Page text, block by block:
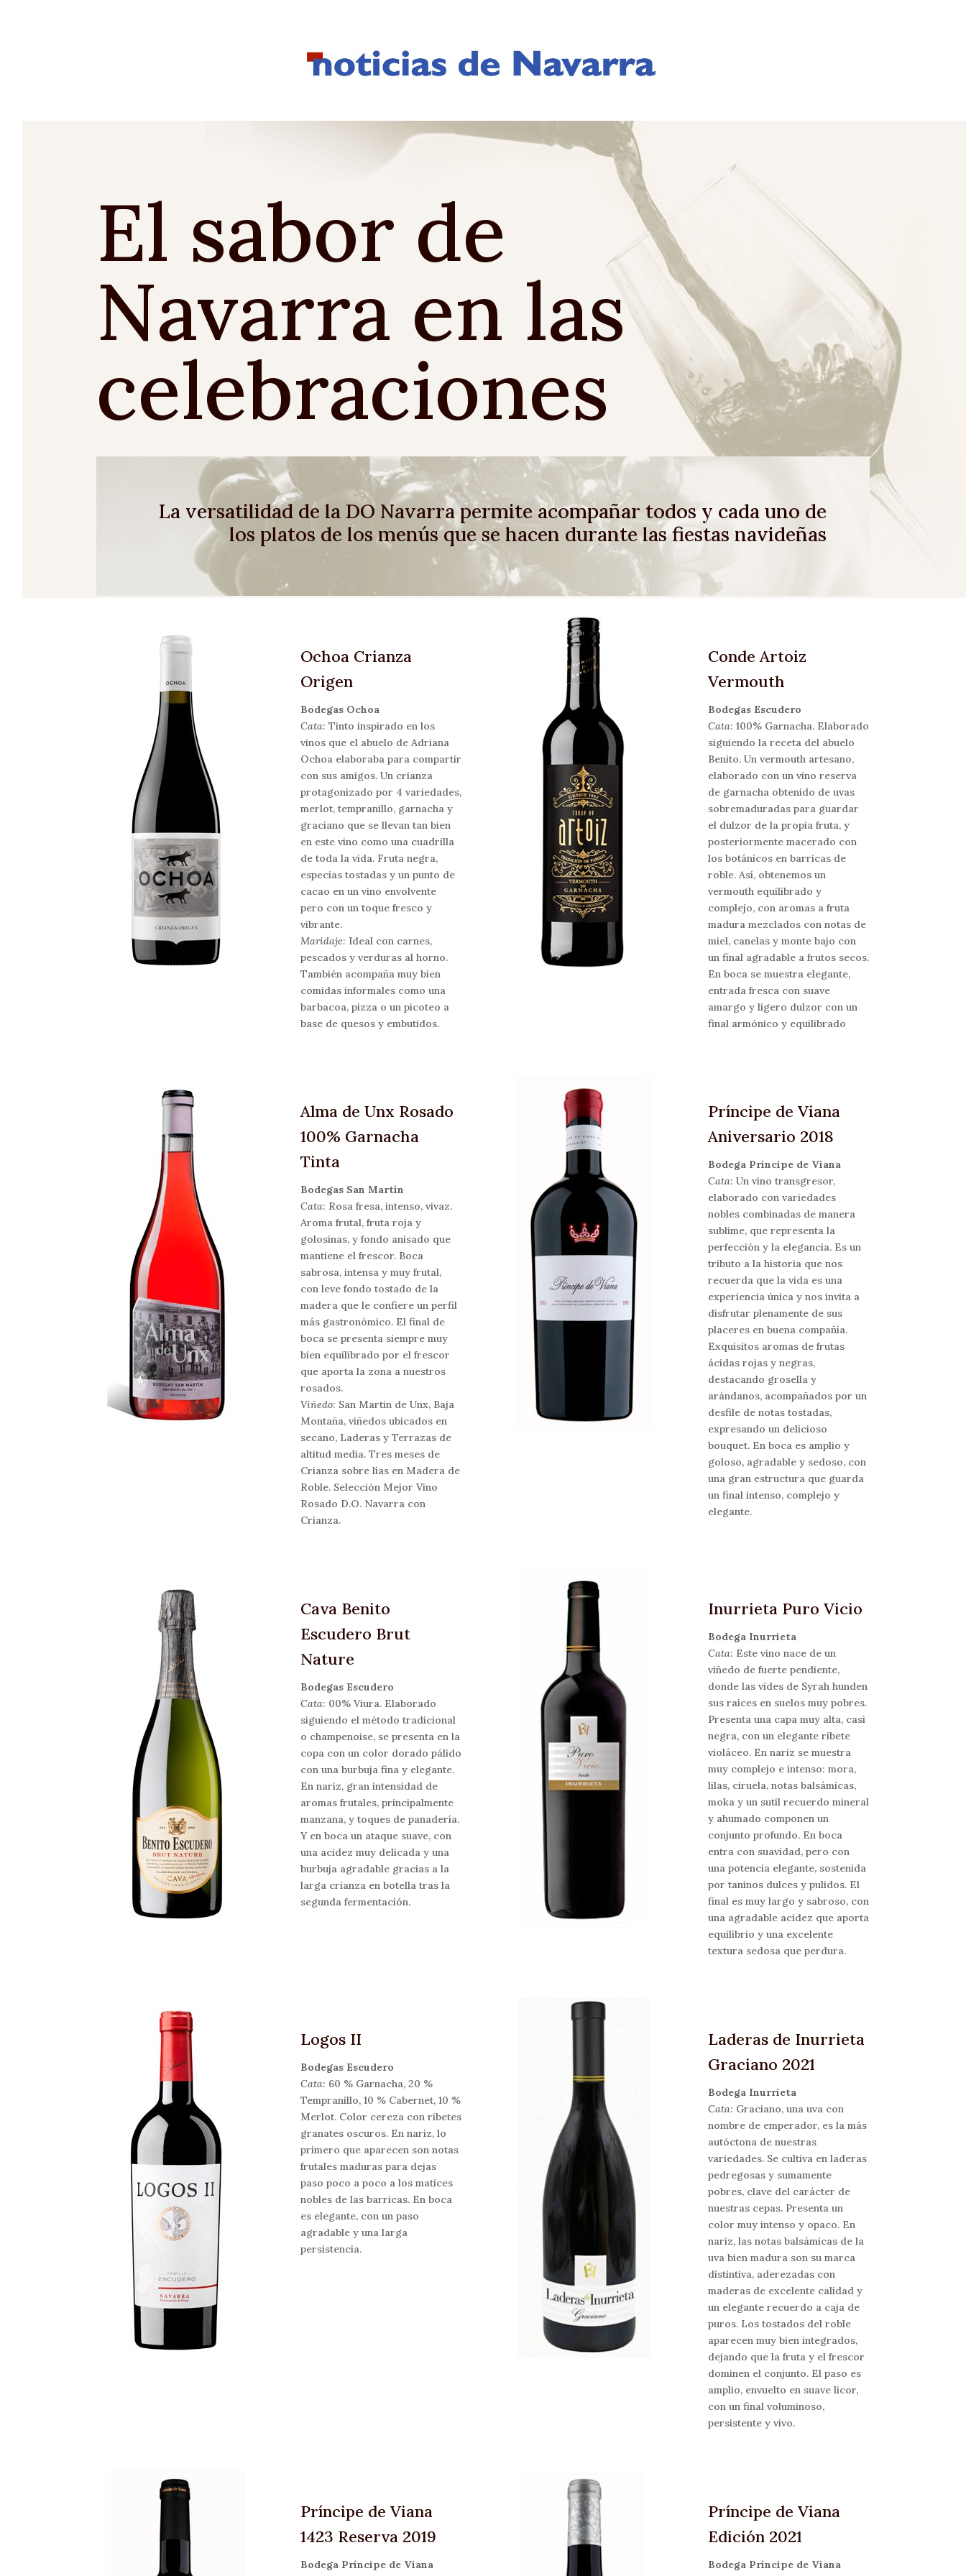
El sabor de
Navarra en las
celebraciones
La versatilidad de la DO Navarra permite acompañar todos y cada uno de
los platos de los menús que se hacen durante las fiestas navideñas
Ochoa Crianza
Origen
Bodegas Ochoa
Cata: Tinto inspirado en los
vinos que el abuelo de Adriana
Ochoa elaboraba para compartir
con sus amigos. Un crianza
protagonizado por 4 variedades,
merlot, tempranillo, garnacha y
graciano que se llevan tan bien
en este vino como una cuadrilla
de toda la vida. Fruta negra,
especias tostadas y un punto de
cacao en un vino envolvente
pero con un toque fresco y
vibrante.
Maridaje: Ideal con carnes,
pescados y verduras al horno.
También acompaña muy bien
comidas informales como una
barbacoa, pizza o un picoteo a
base de quesos y embutidos.
Conde Artoiz
Vermouth
Bodegas Escudero
Cata: 100% Garnacha. Elaborado
siguiendo la receta del abuelo
Benito. Un vermouth artesano,
elaborado con un vino reserva
de garnacha obtenido de uvas
sobremaduradas para guardar
el dulzor de la propia fruta, y
posteriormente macerado con
los botánicos en barricas de
roble. Así, obtenemos un
vermouth equilibrado y
complejo, con aromas a fruta
madura mezclados con notas de
miel, canelas y monte bajo con
un final agradable a frutos secos.
En boca se muestra elegante,
entrada fresca con suave
amargo y ligero dulzor con un
final armónico y equilibrado
Alma de Unx Rosado
100% Garnacha
Tinta
Bodegas San Martín
Cata: Rosa fresa, intenso, vivaz.
Aroma frutal, fruta roja y
golosinas, y fondo anisado que
mantiene el frescor. Boca
sabrosa, intensa y muy frutal,
con leve fondo tostado de la
madera que le confiere un perfil
más gastronómico. El final de
boca se presenta siempre muy
bien equilibrado por el frescor
que aporta la zona a nuestros
rosados.
Viñedo: San Martin de Unx, Baja
Montaña, viñedos ubicados en
secano, Laderas y Terrazas de
altitud media. Tres meses de
Crianza sobre lías en Madera de
Roble. Selección Mejor Vino
Rosado D.O. Navarra con
Crianza.
Príncipe de Viana
Aniversario 2018
Bodega Príncipe de Viana
Cata: Un vino transgresor,
elaborado con variedades
nobles combinadas de manera
sublime, que representa la
perfección y la elegancia. Es un
tributo a la historia que nos
recuerda que la vida es una
experiencia única y nos invita a
disfrutar plenamente de sus
placeres en buena compañía.
Exquisitos aromas de frutas
ácidas rojas y negras,
destacando grosella y
arándanos, acompañados por un
desfile de notas tostadas,
expresando un delicioso
bouquet. En boca es amplio y
goloso, agradable y sedoso, con
una gran estructura que guarda
un final intenso, complejo y
elegante.
Cava Benito
Escudero Brut
Nature
Bodegas Escudero
Cata: 00% Viura. Elaborado
siguiendo el método tradicional
o champenoise, se presenta en la
copa con un color dorado pálido
con una burbuja fina y elegante.
En nariz, gran intensidad de
aromas frutales, principalmente
manzana, y toques de panadería.
Y en boca un ataque suave, con
una acidez muy delicada y una
burbuja agradable gracias a la
larga crianza en botella tras la
segunda fermentación.
Inurrieta Puro Vicio
Bodega Inurrieta
Cata: Este vino nace de un
viñedo de fuerte pendiente,
donde las vides de Syrah hunden
sus raíces en suelos muy pobres.
Presenta una capa muy alta, casi
negra, con un elegante ribete
violáceo. En nariz se muestra
muy complejo e intenso: mora,
lilas, ciruela, notas balsámicas,
moka y un sutil recuerdo mineral
y ahumado componen un
conjunto profundo. En boca
entra con suavidad, pero con
una potencia elegante, sostenida
por taninos dulces y pulidos. El
final es muy largo y sabroso, con
una agradable acidez que aporta
equilibrio y una excelente
textura sedosa que perdura.
Logos II
Bodegas Escudero
Cata: 60 % Garnacha, 20 %
Tempranillo, 10 % Cabernet, 10 %
Merlot. Color cereza con ribetes
granates oscuros. En nariz, lo
primero que aparecen son notas
frutales maduras para dejas
paso poco a poco a los matices
nobles de las barricas. En boca
es elegante, con un paso
agradable y una larga
persistencia.
Laderas de Inurrieta
Graciano 2021
Bodega Inurrieta
Cata: Graciano, una uva con
nombre de emperador, es la más
autóctona de nuestras
variedades. Se cultiva en laderas
pedregosas y sumamente
pobres, clave del carácter de
nuestras cepas. Presenta un
color muy intenso y opaco. En
nariz, las notas balsámicas de la
uva bien madura son su marca
distintiva, aderezadas con
maderas de excelente calidad y
un elegante recuerdo a caja de
puros. Los tostados del roble
aparecen muy bien integrados,
dejando que la fruta y el frescor
dominen el conjunto. El paso es
amplio, envuelto en suave licor,
con un final voluminoso,
persistente y vivo.
Príncipe de Viana
1423 Reserva 2019
Bodega Príncipe de Viana
Príncipe de Viana
Edición 2021
Bodega Príncipe de Viana